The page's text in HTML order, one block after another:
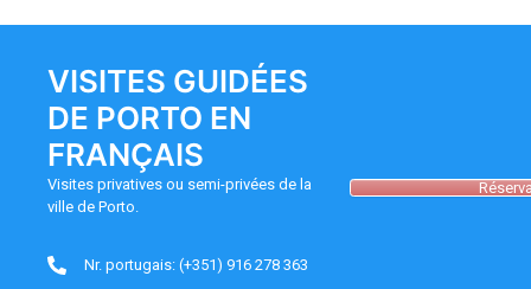
VISITES GUIDÉES
DE PORTO EN
FRANÇAIS
Visites privatives ou semi-privées de la
ville de Porto.
Nr. portugais: (+351) 916 278 363